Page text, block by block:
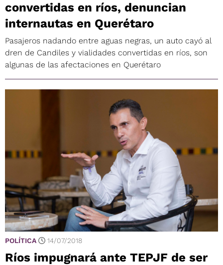
convertidas en ríos, denuncian
internautas en Querétaro
Pasajeros nadando entre aguas negras, un auto cayó al
dren de Candiles y vialidades convertidas en ríos, son
algunas de las afectaciones en Querétaro
POLÍTICA 14/07/2018
Ríos impugnará ante TEPJF de ser